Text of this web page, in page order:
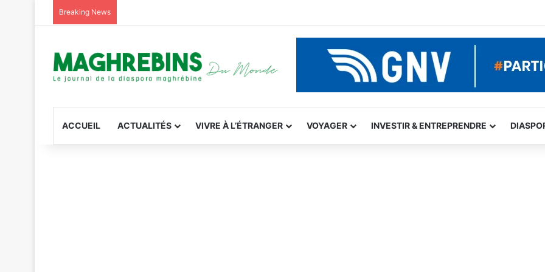
Breaking News
ACCUEIL ACTUALITÉS VIVRE À L’ÉTRANGER VOYAGER INVESTIR & ENTREPRENDRE